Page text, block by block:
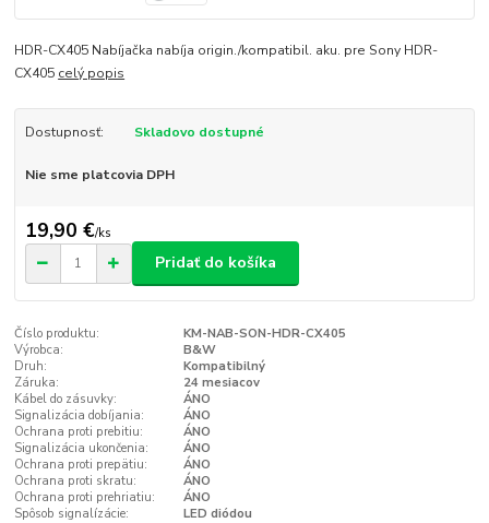
HDR-CX405 Nabíjačka nabíja origin./kompatibil. aku. pre Sony HDR-
CX405 celý popis
Dostupnosť: Skladovo dostupné
Nie sme platcovia DPH
19,90 €/ks
Pridať do košíka
Číslo produktu:
KM-NAB-SON-HDR-CX405
Výrobca:
B&W
Druh:
Kompatibilný
Záruka:
24 mesiacov
Kábel do zásuvky:
ÁNO
Signalizácia dobíjania:
ÁNO
Ochrana proti prebitiu:
ÁNO
Signalizácia ukončenia:
ÁNO
Ochrana proti prepätiu:
ÁNO
Ochrana proti skratu:
ÁNO
Ochrana proti prehriatiu:
ÁNO
Spôsob signalízácie:
LED diódou